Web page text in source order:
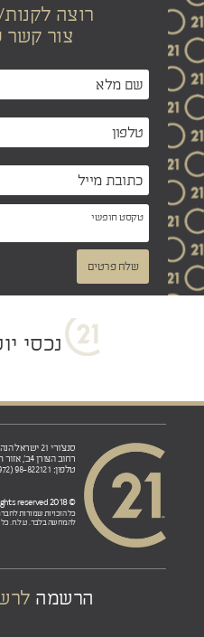
רוצה
צור קשר
שלח פרטים
נכסי
סנצ'ורי 21 ישראל הנהלה ראשית ובית הספר לנדל"ן:
רחוב הצורן 4ב', אזור תעשייה פולג, ת.ד. 5, נתניה 42100
טלפון: 98-822121 (972+) פקס: 77-7912121 (972+)
© 2018 CENTURY 21 Israel. All rights reserved
כל הזכויות שמורות
להמחשה בלבד. ט.ל.ח. כל
הרשמה